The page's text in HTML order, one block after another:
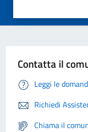
Contatta il
Leggi le
Richiedi
Chiama il